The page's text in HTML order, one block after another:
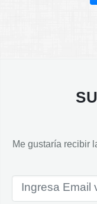
Me gustaría recibir